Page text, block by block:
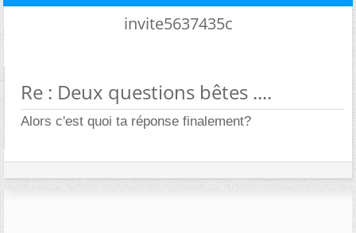
invite5637435c
Re : Deux questions bêtes ....
Alors c'est quoi ta réponse finalement?